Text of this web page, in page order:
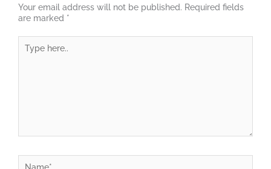
Your email address will not be published. Required fields
are marked *
here..